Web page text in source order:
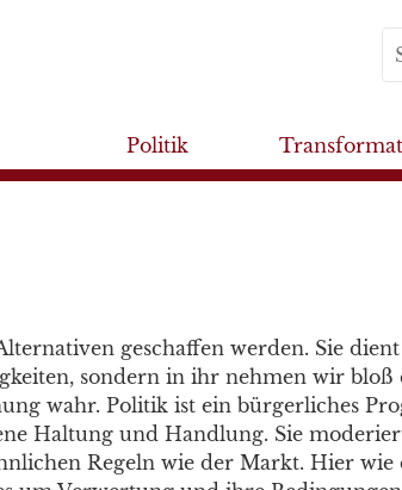
Politik
geschaffen werden. Sie
sondern in ihr nehmen wir bloß
wahr. Politik ist ein bürgerliches
Haltung und Handlung. Sie
Regeln wie der Markt. Hier